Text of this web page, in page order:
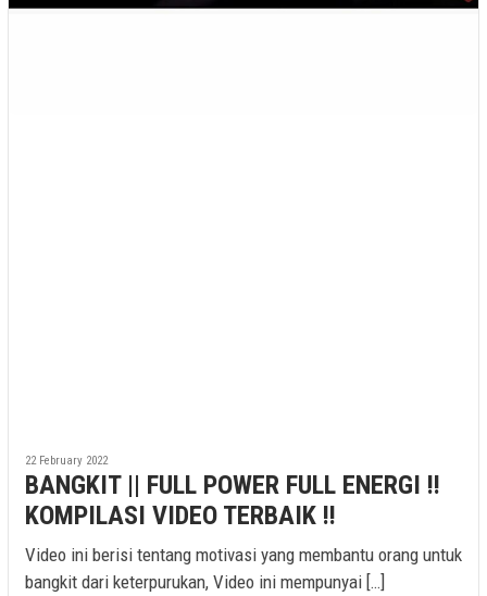
22 February 2022
BANGKIT || FULL POWER FULL ENERGI !!
KOMPILASI VIDEO TERBAIK !!
Video ini berisi tentang motivasi yang membantu orang untuk
bangkit dari keterpurukan, Video ini mempunyai […]